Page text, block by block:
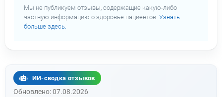
Мы не публикуем отзывы, содержащие какую-либо
частную информацию о здоровье пациентов. Узнать
больше здесь.
ИИ-сводка отзывов
Обновлено: 07.08.2026